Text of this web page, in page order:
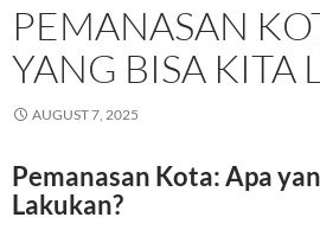
PEMANASAN
YANG BISA KITA
AUGUST 7, 2025
Pemanasan Kota: Apa
Lakukan?